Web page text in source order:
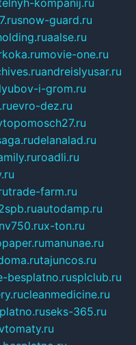
kompanij.ru
snow-guard.ru
aalse.ru
movie-one.ru
andreislyusar.ru
i-grom.ru
evro-dez.ru
delanalad.ru
roadli.ru
trade-farm.ru
autodamp.ru
nv750.rux-ton.ru
manunae.ru
tajuncos.ru
besplatno.rusplclub.ru
cleanmedicine.ru
seks-365.ru